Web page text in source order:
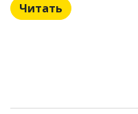
Читать